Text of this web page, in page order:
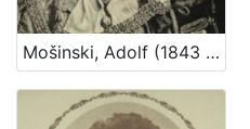
Mošinski, Adolf (1843 – 18. 7. 1907.)